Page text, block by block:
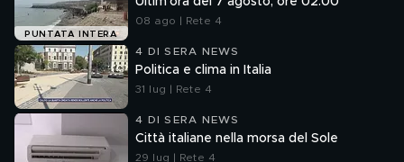
PUNTATA INTERA
08 ago | Rete 4
4 DI SERA NEWS
Politica e clima in Italia
31 lug | Rete 4
4 DI SERA NEWS
Città italiane nella morsa del Sole
29 lug | Rete 4